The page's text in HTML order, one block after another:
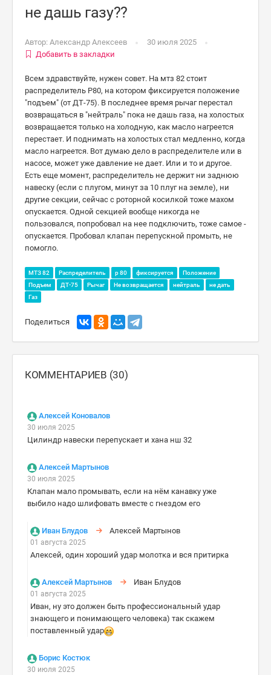
не дашь газу??
Автор: Александр Алексеев
30 июля 2025
Добавить в закладки
Всем здравствуйте, нужен совет. На мтз 82 стоит
распределитель Р80, на котором фиксируется положение
"подъем" (от ДТ-75). В последнее время рычаг перестал
возвращаться в "нейтраль" пока не дашь газа, на холостых
возвращается только на холодную, как масло нагреется
перестает. И поднимать на холостых стал медленно, когда
масло нагреется. Вот думаю дело в распределителе или в
насосе, может уже давление не дает. Или и то и другое.
Есть еще момент, распределитель не держит ни заднюю
навеску (если с плугом, минут за 10 плуг на земле), ни
другие секции, сейчас с роторной косилкой тоже махом
опускается. Одной секцией вообще никогда не
пользовался, попробовал на нее подключить, тоже самое -
опускается. Пробовал клапан перепускной промыть, не
помогло.
МТЗ 82 Распределитель р 80 фиксируется
Положение
Подъем
ДТ-75 Рычаг Не возвращается нейтраль
не дать
Газ
Поделиться
КОММЕНТАРИЕВ (30)
Алексей Коновалов
30 июля 2025
Цилиндр навески перепускает и хана нш 32
Алексей Мартынов
30 июля 2025
Клапан мало промывать, если на нём канавку уже
выбило надо шлифовать вместе с гнездом его
Иван Блудов Алексей Мартынов
01 августа 2025
Алексей, один хороший удар молотка и вся притирка
Алексей Мартынов Иван Блудов
01 августа 2025
Иван, ну это должен быть профессиональный удар
знающего и понимающего человека) так скажем
поставленный удар
Борис Костюк
30 июля 2025